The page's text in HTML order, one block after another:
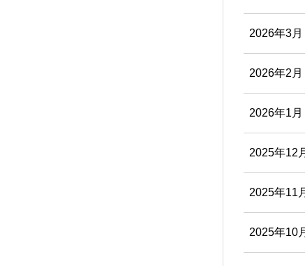
2026年3月
2026年2月
2026年1月
2025年12
2025年11
2025年10